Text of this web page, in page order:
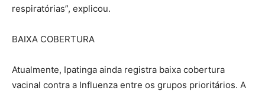
respiratórias”, explicou.
BAIXA COBERTURA
Atualmente, Ipatinga ainda registra baixa cobertura
vacinal contra a Influenza entre os grupos prioritários. A